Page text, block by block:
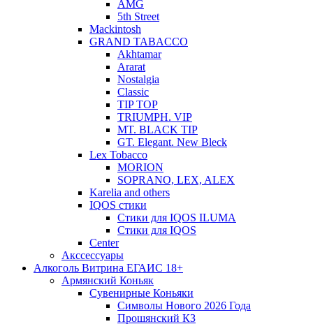
AMG
5th Street
Mackintosh
GRAND TABACCO
Akhtamar
Ararat
Nostalgia
Classic
TIP TOP
TRIUMPH. VIP
MT. BLACK TIP
GT. Elegant. New Bleck
Lex Tobacco
MORION
SOPRANO, LEX, ALEX
Karelia and others
IQOS стики
Стики для IQOS ILUMA
Стики для IQOS
Сenter
Акссессуары
Алкоголь Витрина ЕГАИС 18+
Армянский Коньяк
Сувенирные Коньяки
Символы Нового 2026 Года
Прошянский КЗ